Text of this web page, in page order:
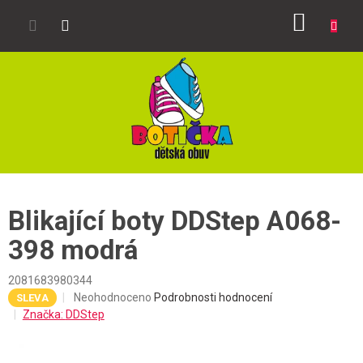
Blikající boty DDStep A068-
398 modrá
2081683980344
SLEVA
Průměrné
hodnocení
Neohodnoceno Podrobnosti hodnocení
Značka: DDStep